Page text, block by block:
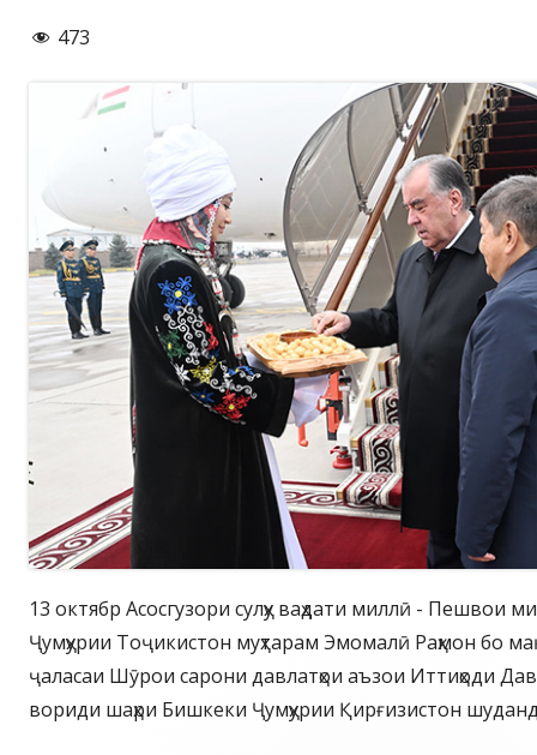
473
13 октябр Асосгузори сулҳу ваҳдати миллӣ - Пешвои
Ҷумҳурии Тоҷикистон муҳтарам Эмомалӣ Раҳмон бо
ҷаласаи Шӯрои сарони давлатҳои аъзои Иттиҳоди
вориди шаҳри Бишкеки Ҷумҳурии Қирғизистон